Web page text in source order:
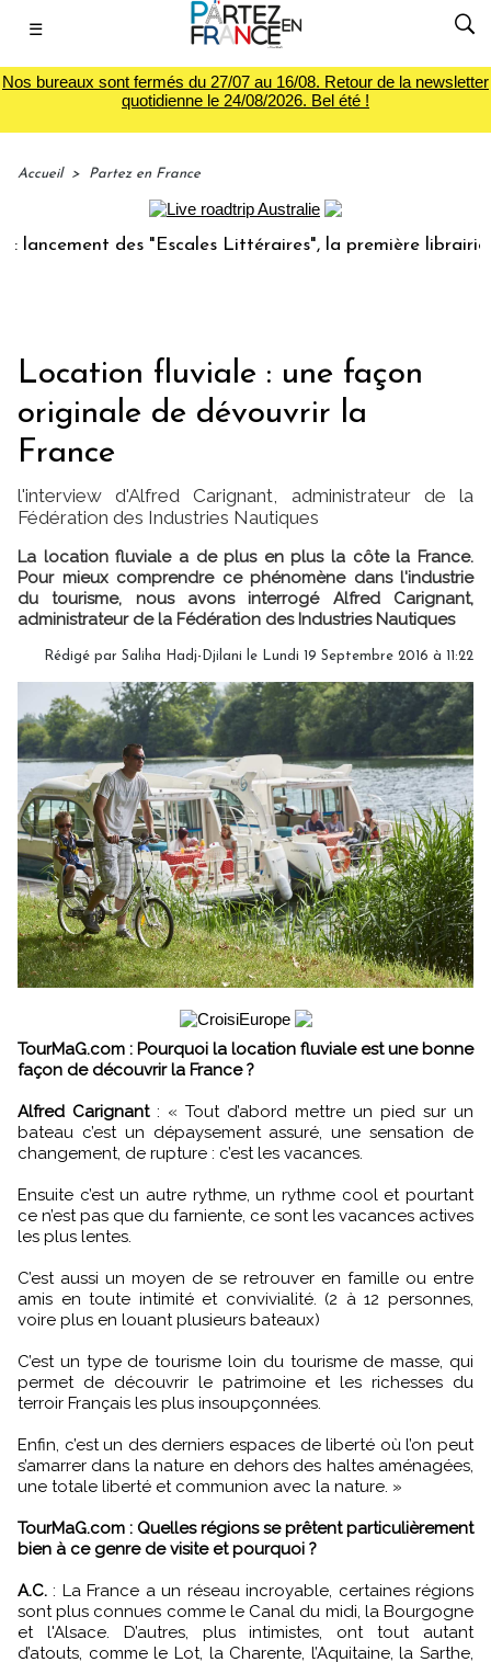
☰
Nos bureaux sont fermés du 27/07 au 16/08. Retour de la newsletter
quotidienne le 24/08/2026. Bel été !
Accueil > Partez en France
des "Escales Littéraires", la première librairie du
Location fluviale : une façon
originale de dévouvrir la
France
l'interview d'Alfred Carignant, administrateur de la
Fédération des Industries Nautiques
La location fluviale a de plus en plus la côte la France.
Pour mieux comprendre ce phénomène dans l'industrie
du tourisme, nous avons interrogé Alfred Carignant,
administrateur de la Fédération des Industries Nautiques
Rédigé par Saliha Hadj-Djilani le Lundi 19 Septembre 2016 à 11:22
TourMaG.com : Pourquoi la location fluviale est une bonne
façon de découvrir la France ?
Alfred Carignant: « Tout d’abord mettre un pied sur un
bateau c’est un dépaysement assuré, une sensation de
changement, de rupture : c’est les vacances.
Ensuite c’est un autre rythme, un rythme cool et pourtant
ce n’est pas que du farniente, ce sont les vacances actives
les plus lentes.
C’est aussi un moyen de se retrouver en famille ou entre
amis en toute intimité et convivialité. (2 à 12 personnes,
voire plus en louant plusieurs bateaux)
C’est un type de tourisme loin du tourisme de masse, qui
permet de découvrir le patrimoine et les richesses du
terroir Français les plus insoupçonnées.
Enfin, c’est un des derniers espaces de liberté où l’on peut
s’amarrer dans la nature en dehors des haltes aménagées,
une totale liberté et communion avec la nature. »
TourMaG.com : Quelles régions se prêtent particulièrement
bien à ce genre de visite et pourquoi ?
A.C. : La France a un réseau incroyable, certaines régions
sont plus connues comme le Canal du midi, la Bourgogne
et l'Alsace. D’autres, plus intimistes, ont tout autant
d’atouts, comme le Lot, la Charente, l’Aquitaine, la Sarthe,